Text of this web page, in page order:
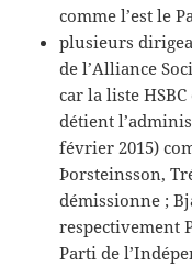
comme l’est le
plusieurs
de l’Alliance
car la liste
détient
février 2015)
Þorsteinsson,
démissionne ;
respectivement
Parti de